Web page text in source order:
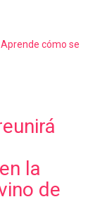
Aprende cómo se
la
de